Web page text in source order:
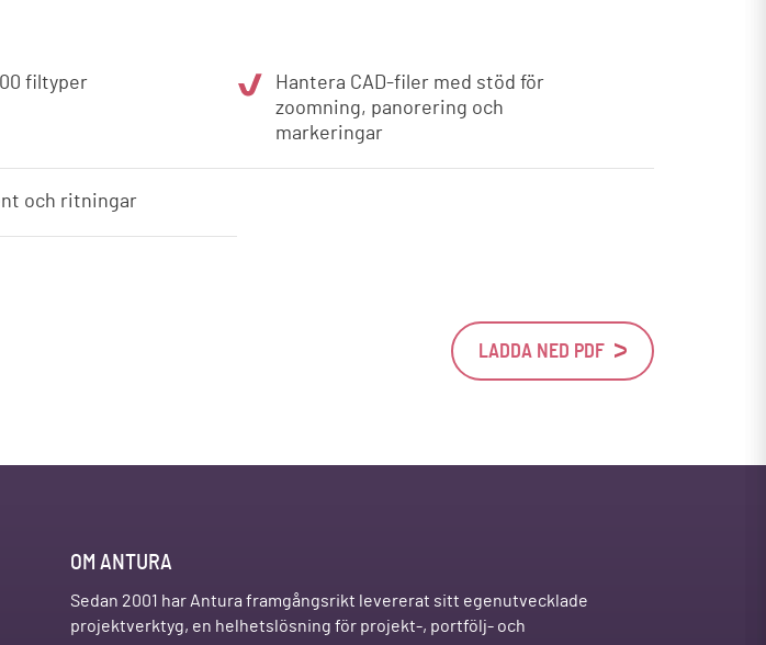
filtyper
Hantera CAD-filer med stöd för
zoomning, panorering och
markeringar
och ritningar
LADDA NED PDF
OM ANTURA
Sedan 2001 har Antura framgångsrikt levererat sitt egenutvecklade
projektverktyg, en helhetslösning för projekt-, portfölj- och